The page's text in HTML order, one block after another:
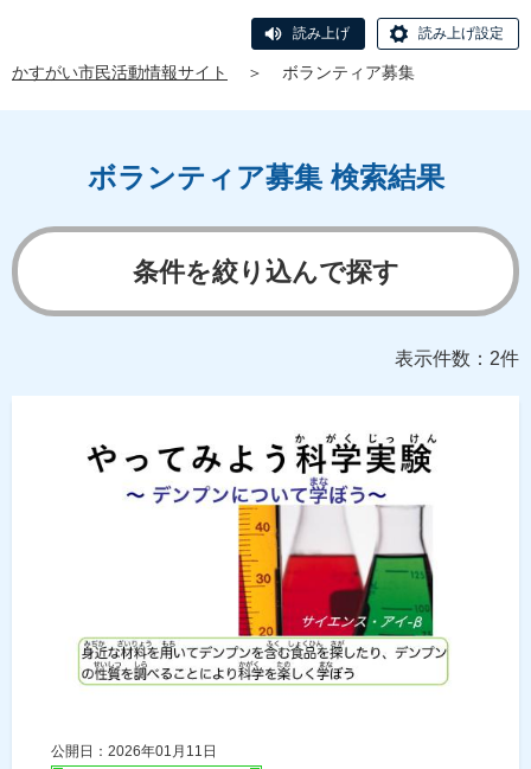
読み上げ 読み上げ設定
かすがい市民活動情報サイト ＞ ボランティア募集
ボランティア募集 検索結果
条件を絞り込んで探す
表示件数：2件
公開日：2026年01月11日